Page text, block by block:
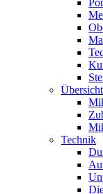
Übersicht
Technik